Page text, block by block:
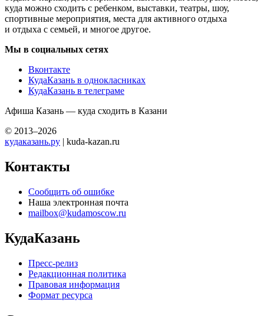
куда можно сходить с ребенком, выставки, театры, шоу,
спортивные мероприятия, места для активного отдыха
и отдыха с семьей, и многое другое.
Мы в социальных сетях
Вконтакте
КудаКазань в однокласниках
КудаКазань в телеграме
Афиша Казань — куда сходить в Казани
© 2013–2026
кудаказань.ру | kuda-kazan.ru
Контакты
Сообщить об ошибке
Наша электронная почта
mailbox@kudamoscow.ru
КудаКазань
Пресс-релиз
Редакционная политика
Правовая информация
Формат ресурса